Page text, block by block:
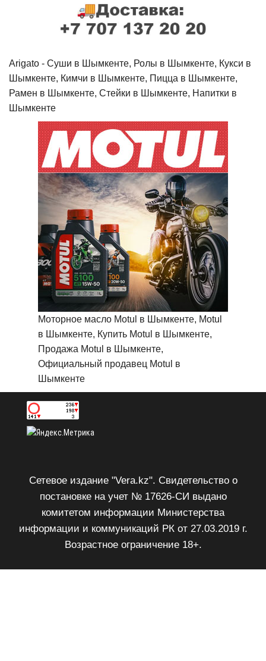
Arigato - Cуши в Шымкенте, Ролы в Шымкенте, Кукси в
Шымкенте, Кимчи в Шымкенте, Пицца в Шымкенте,
Рамен в Шымкенте, Стейки в Шымкенте, Напитки в
Шымкенте
Моторное масло Motul в Шымкенте, Motul
в Шымкенте, Купить Motul в Шымкенте,
Продажа Motul в Шымкенте,
Официальный продавец Motul в
Шымкенте
Сетевое издание "Vera.kz". Свидетельство о
постановке на учет № 17626-СИ выдано
комитетом информации Министерства
информации и коммуникаций РК от 27.03.2019 г.
Возрастное ограничение 18+.